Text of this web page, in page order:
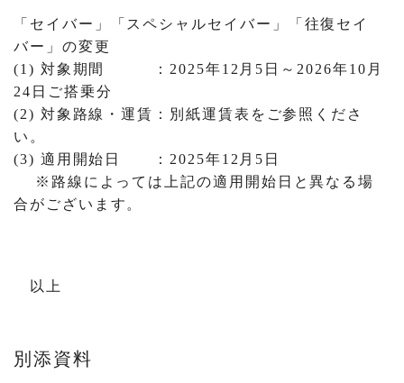
「セイバー」「スペシャルセイバー」「往復セイ
バー」の変更
(1) 対象期間 ：2025年12月5日～2026年10月
24日ご搭乗分
(2) 対象路線・運賃：別紙運賃表をご参照くださ
い。
(3) 適用開始日 ：2025年12月5日
※路線によっては上記の適用開始日と異なる場
合がございます。
以上
別添資料